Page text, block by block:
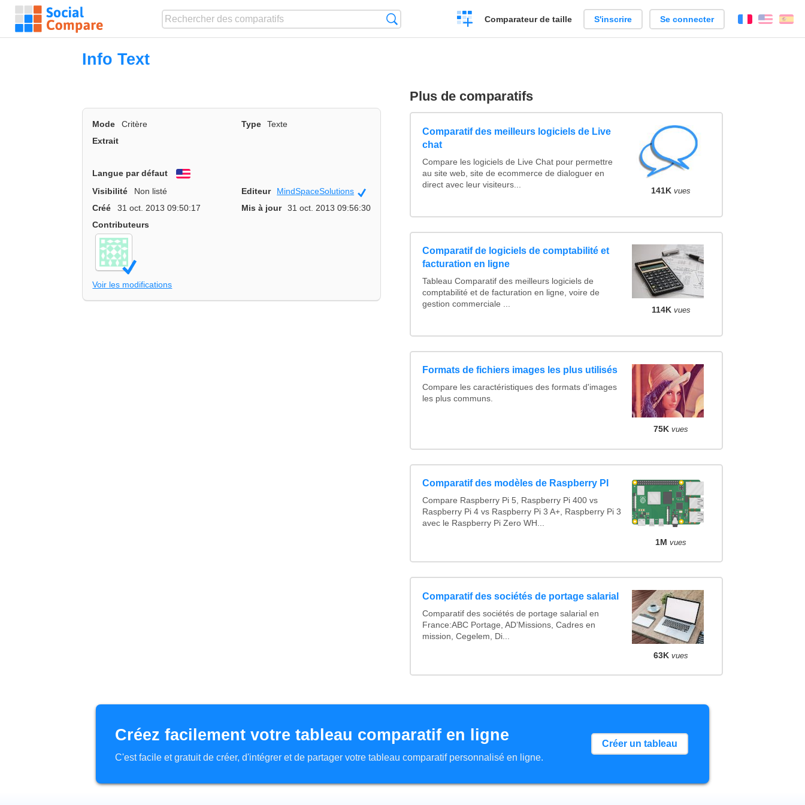
Créer
un
Comparateur de taille S'inscrire Se connecter FrançaisEnglish
Info Text
Mode Critère Type
Texte
Extrait
Langue par défaut
Visibilité
Non listé Editeur MindSpaceSolutions
Créé
31 oct. 2013 09:50:17 Mis à jour
31 oct. 2013 09:56:30
Contributeurs
Voir les modifications
Plus de comparatifs
Comparatif des meilleurs logiciels de Live
chat
Compare les logiciels de Live Chat pour permettre
au site web, site de ecommerce de dialoguer en
direct avec leur visiteurs...
141K vues
Comparatif de logiciels de comptabilité et
facturation en ligne
Tableau Comparatif des meilleurs logiciels de
comptabilité et de facturation en ligne, voire de
gestion commerciale ...
114K vues
Formats de fichiers images les plus utilisés
Compare les caractéristiques des formats d'images
les plus communs.
75K vues
Comparatif des modèles de Raspberry PI
Compare Raspberry Pi 5, Raspberry Pi 400 vs
Raspberry Pi 4 vs Raspberry Pi 3 A+, Raspberry Pi 3
avec le Raspberry Pi Zero WH...
1M vues
Comparatif des sociétés de portage salarial
Comparatif des sociétés de portage salarial en
France:ABC Portage, AD’Missions, Cadres en
mission, Cegelem, Di...
63K vues
Créez facilement votre tableau comparatif en ligne
C'est facile et gratuit de créer, d'intégrer et de partager votre tableau comparatif personnalisé en ligne.
Créer un tableau